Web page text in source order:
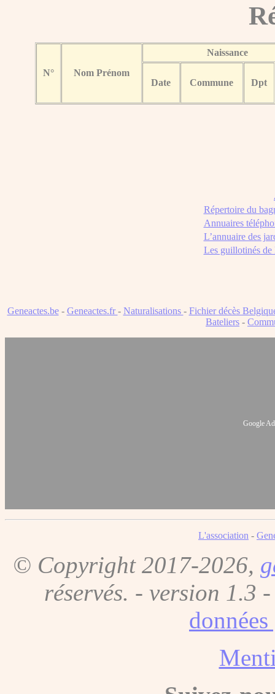
N° Nom Prénom
Naissance
Date Commune Dpt
Répertoire du
Annuaires
L’annuaire des
Les guillotinés de
Geneactes.be- Geneactes.fr - Naturalisations - Fichier décès
Bateliers -
Google
L'association -
© Copyright 2017-2026,
réservés. - version 1.3